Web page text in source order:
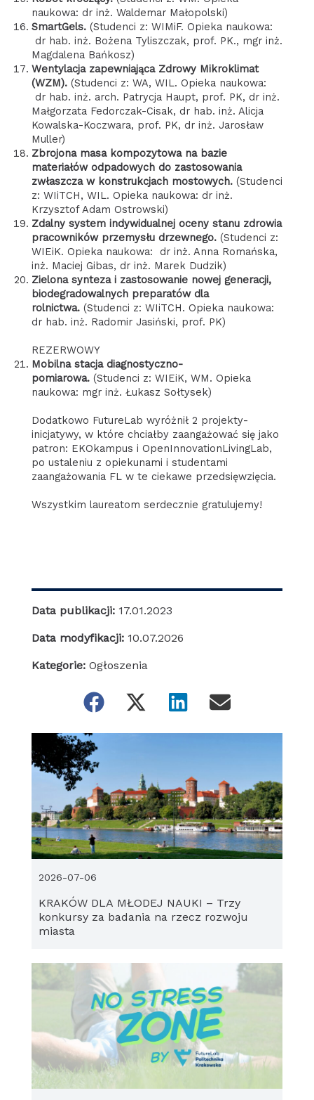
naukowa: dr inż. Waldemar Małopolski)
SmartGels.(Studenci z: WIMiF. Opieka naukowa:
dr hab. inż. Bożena Tyliszczak, prof. PK., mgr inż.
Magdalena Bańkosz)
Wentylacja zapewniająca Zdrowy Mikroklimat
(WZM). (Studenci z: WA, WIL. Opieka naukowa:
dr hab. inż. arch. Patrycja Haupt, prof. PK, dr inż.
Małgorzata Fedorczak-Cisak, dr hab. inż. Alicja
Kowalska-Koczwara, prof. PK, dr inż. Jarosław
Muller)
Zbrojona masa kompozytowa na bazie
materiałów odpadowych do zastosowania
zwłaszcza w konstrukcjach mostowych.(Studenci
z: WIiTCH, WIL. Opieka naukowa: dr inż.
Krzysztof Adam Ostrowski)
Zdalny system indywidualnej oceny stanu zdrowia
pracowników przemysłu drzewnego. (Studenci z:
WIEiK. Opieka naukowa: dr inż. Anna Romańska,
inż. Maciej Gibas, dr inż. Marek Dudzik)
Zielona synteza i zastosowanie nowej generacji,
biodegradowalnych preparatów dla
rolnictwa.(Studenci z: WIiTCH. Opieka naukowa:
dr hab. inż. Radomir Jasiński, prof. PK)
REZERWOWY
Mobilna stacja diagnostyczno-
pomiarowa.(Studenci z: WIEiK, WM. Opieka
naukowa: mgr inż. Łukasz Sołtysek)
Dodatkowo FutureLab wyróżnił 2 projekty-
inicjatywy, w które chciałby zaangażować się jako
patron: EKOkampus i OpenInnovationLivingLab,
po ustaleniu z opiekunami i studentami
zaangażowania FL w te ciekawe przedsięwzięcia.
Wszystkim laureatom serdecznie gratulujemy!
Data publikacji: 17.01.2023
Data modyfikacji: 10.07.2026
Kategorie: Ogłoszenia
KRAKÓW DLA MŁODEJ NAUKI – Trzy
konkursy za badania na rzecz rozwoju
miasta
2026-07-06